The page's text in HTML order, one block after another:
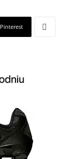
Pinterest